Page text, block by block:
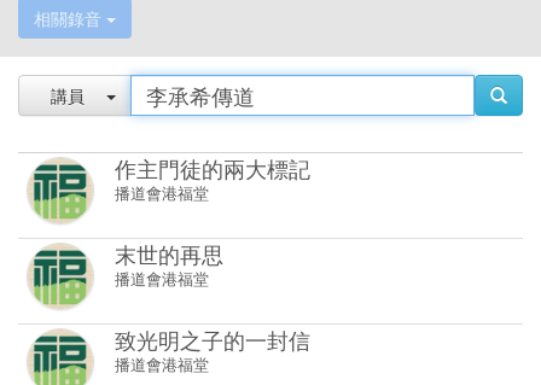
相關錄音
講員
作主門徒的兩大標記
播道會港福堂
末世的再思
播道會港福堂
致光明之子的一封信
播道會港福堂